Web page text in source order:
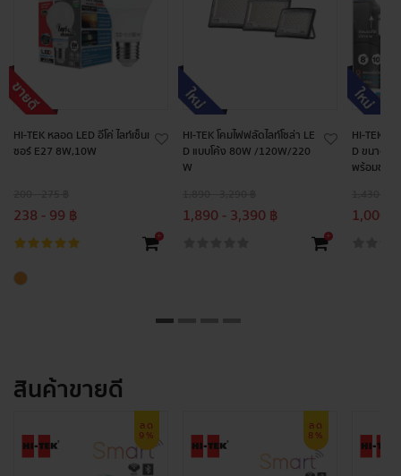
HI-TEK หลอด LED อีโค่ ไลท์เซ็นเ
ซอร์ E27 8W,10W
238 - 99 ฿
+
HI-TEK โคมไฟฟลัดไลท์โซล่า LE
D แบบโค้ง 80W /120W/220
W
1,890 - 3,390 ฿
+
HI-TEK โค
D ขนาด
พร้อมขา
1,000
สินค้าขายดี
ลด
9%
ลด
8%